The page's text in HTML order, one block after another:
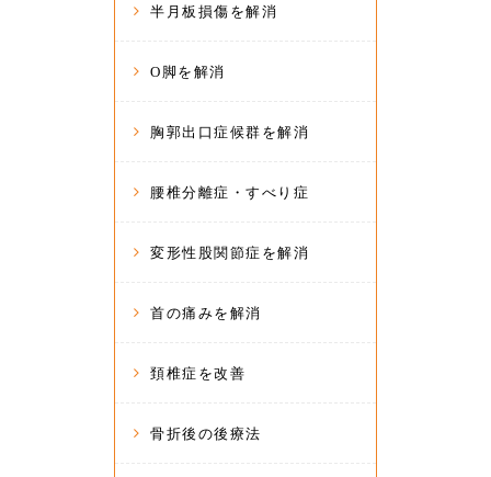
半月板損傷を解消
O脚を解消
胸郭出口症候群を解消
腰椎分離症・すべり症
変形性股関節症を解消
首の痛みを解消
頚椎症を改善
骨折後の後療法